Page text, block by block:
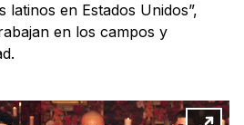
en Estados Unidos”,
en los campos y